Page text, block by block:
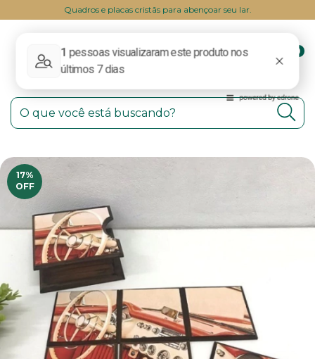
Quadros e placas cristãs para abençoar seu lar.
0
17%
OFF